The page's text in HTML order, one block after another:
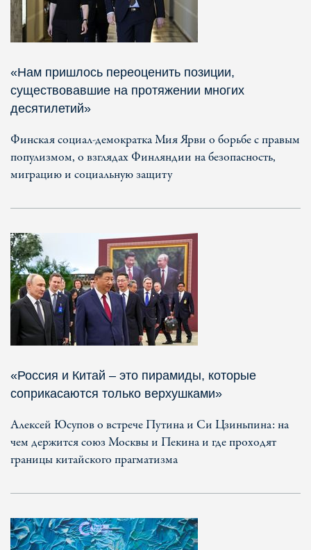
«Нам пришлось переоценить позиции,
существовавшие на протяжении многих
десятилетий»
Финская социал-демократка Мия Ярви о борьбе с правым
популизмом, о взглядах Финляндии на безопасность,
миграцию и социальную защиту
«Россия и Китай – это пирамиды, которые
соприкасаются только верхушками»
Алексей Юсупов о встрече Путина и Си Цзиньпина: на
чем держится союз Москвы и Пекина и где проходят
границы китайского прагматизма